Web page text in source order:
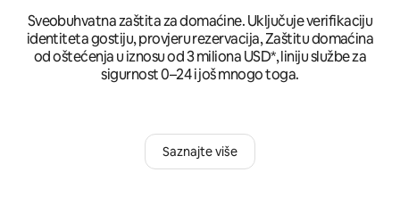
Sveobuhvatna zaštita za domaćine. Uključuje verifikaciju
identiteta gostiju, provjeru rezervacija, Zaštitu domaćina
od oštećenja u iznosu od 3 miliona USD*, liniju službe za
sigurnost 0–24 i još mnogo toga.
Saznajte više